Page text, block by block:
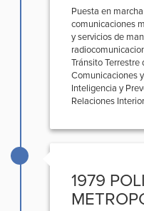
Puesta en
comunicaciones
y servicios de
Tránsito Terrestre
Comunicaciones
Inteligencia y
Relaciones
1979